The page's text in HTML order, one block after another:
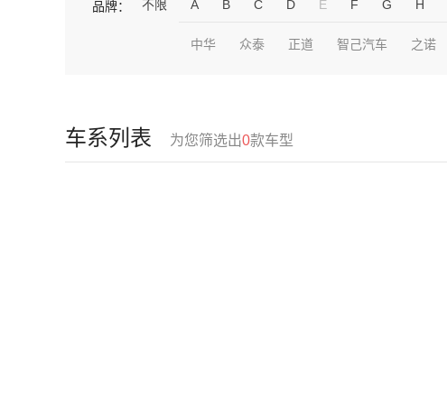
品牌： 不限 A B C D E F G H
中华 众泰 正道 智己汽车 之诺
车系列表 为您筛选出0款车型